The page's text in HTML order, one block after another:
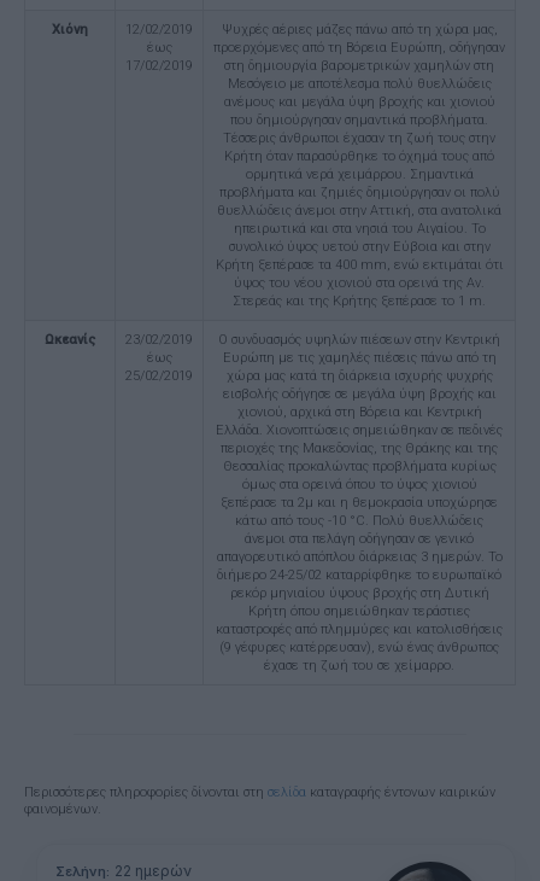
Χιόνη
12/02/2019
έως
17/02/2019
Ψυχρές αέριες μάζες πάνω από τη χώρα μας,
προερχόμενες από τη Βόρεια Ευρώπη, οδήγησαν
στη δημιουργία βαρομετρικών χαμηλών στη
Μεσόγειο με αποτέλεσμα πολύ θυελλώδεις
ανέμους και μεγάλα ύψη βροχής και χιονιού
που δημιούργησαν σημαντικά προβλήματα.
Τέσσερις άνθρωποι έχασαν τη ζωή τους στην
Κρήτη όταν παρασύρθηκε το όχημά τους από
ορμητικά νερά χειμάρρου. Σημαντικά
προβλήματα και ζημιές δημιούργησαν οι πολύ
θυελλώδεις άνεμοι στην Αττική, στα ανατολικά
ηπειρωτικά και στα νησιά του Αιγαίου. Το
συνολικό ύψος υετού στην Εύβοια και στην
Κρήτη ξεπέρασε τα 400 mm, ενώ εκτιμάται ότι
ύψος του νέου χιονιού στα ορεινά της Αν.
Στερεάς και της Κρήτης ξεπέρασε το 1 m.
Ωκεανίς
23/02/2019
έως
25/02/2019
Ο συνδυασμός υψηλών πιέσεων στην Κεντρική
Ευρώπη με τις χαμηλές πιέσεις πάνω από τη
χώρα μας κατά τη διάρκεια ισχυρής ψυχρής
εισβολής οδήγησε σε μεγάλα ύψη βροχής και
χιονιού, αρχικά στη Βόρεια και Κεντρική
Ελλάδα. Χιονοπτώσεις σημειώθηκαν σε πεδινές
περιοχές της Μακεδονίας, της Θράκης και της
Θεσσαλίας προκαλώντας προβλήματα κυρίως
όμως στα ορεινά όπου το ύψος χιονιού
ξεπέρασε τα 2μ και η θεμοκρασία υποχώρησε
κάτω από τους -10 °C. Πολύ θυελλώδεις
άνεμοι στα πελάγη οδήγησαν σε γενικό
απαγορευτικό απόπλου διάρκειας 3 ημερών. Το
διήμερο 24-25/02 καταρρίφθηκε το ευρωπαϊκό
ρεκόρ μηνιαίου ύψους βροχής στη Δυτική
Κρήτη όπου σημειώθηκαν τεράστιες
καταστροφές από πλημμύρες και κατολισθήσεις
(9 γέφυρες κατέρρευσαν), ενώ ένας άνθρωπος
έχασε τη ζωή του σε χείμαρρο.
Περισσότερες πληροφορίες δίνονται στη σελίδα καταγραφής έντονων καιρικών
φαινομένων.
Σελήνη: 22 ημερών